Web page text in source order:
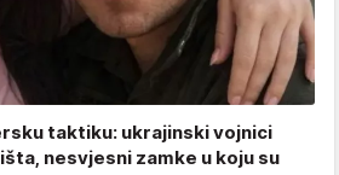
taktiku: ukrajinski vojnici
nesvjesni zamke u koju su